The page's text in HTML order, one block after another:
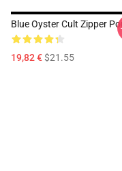
Blue Oyster Cult Zipper
19,82 €$21.55